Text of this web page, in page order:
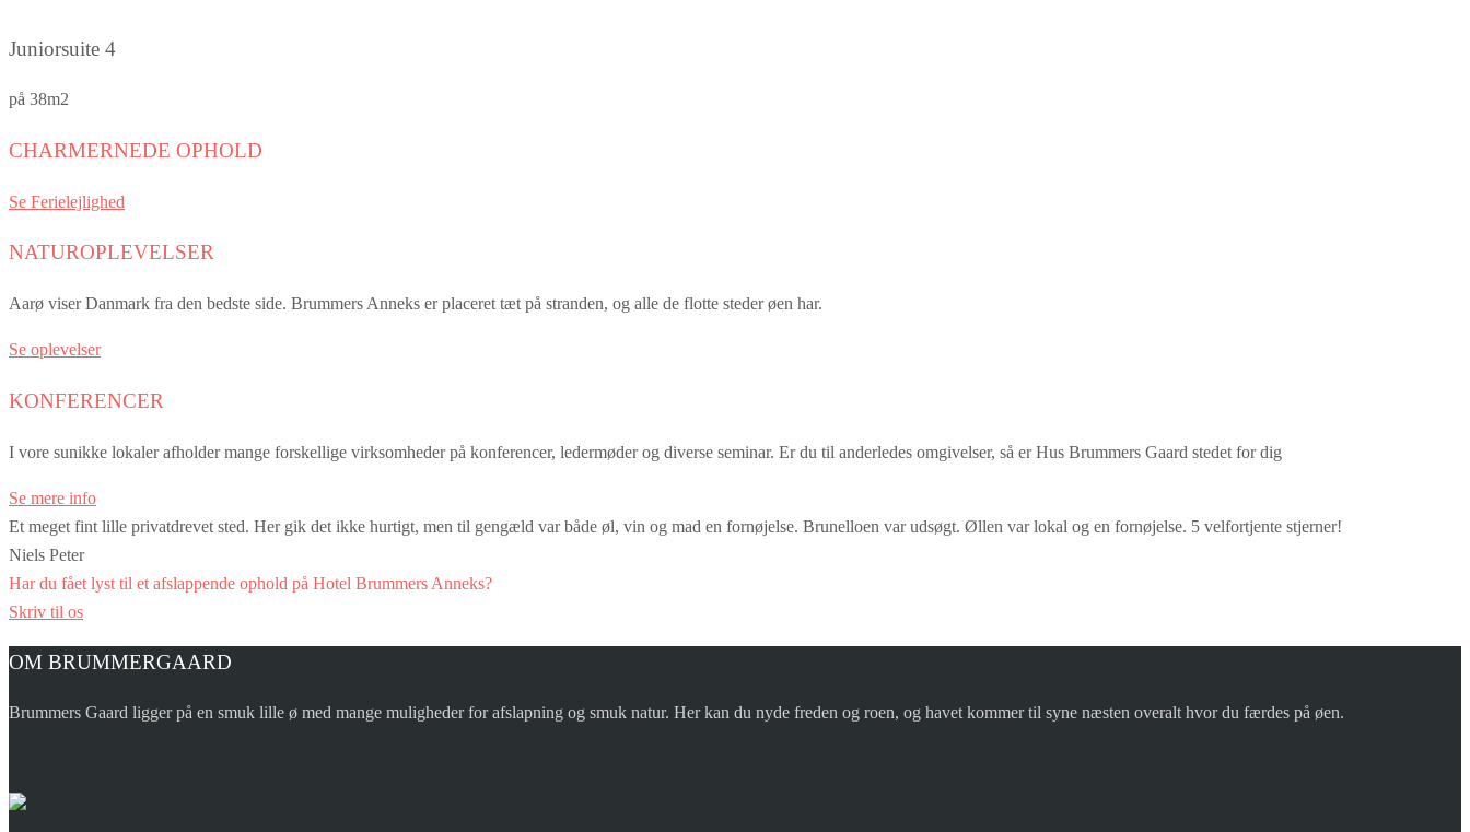
Juniorsuite 4
på 38m2
CHARMERNEDE OPHOLD
Se Ferielejlighed
NATUROPLEVELSER
Aarø viser Danmark fra den bedste side. Brummers Anneks er placeret tæt på stranden, og alle de flotte steder øen har.
Se oplevelser
KONFERENCER
I vore sunikke lokaler afholder mange forskellige virksomheder på konferencer, ledermøder og diverse seminar. Er du til anderledes omgivelser, så er Hus Brummers Gaard stedet for dig
Se mere info
Et meget fint lille privatdrevet sted. Her gik det ikke hurtigt, men til gengæld var både øl, vin og mad en fornøjelse. Brunelloen var udsøgt. Øllen var lokal og en fornøjelse. 5 velfortjente stjerner!
Niels Peter
Har du fået lyst til et afslappende ophold på Hotel Brummers Anneks?
Skriv til os
OM BRUMMERGAARD
Brummers Gaard ligger på en smuk lille ø med mange muligheder for afslapning og smuk natur. Her kan du nyde freden og roen, og havet kommer til syne næsten overalt hvor du færdes på øen.